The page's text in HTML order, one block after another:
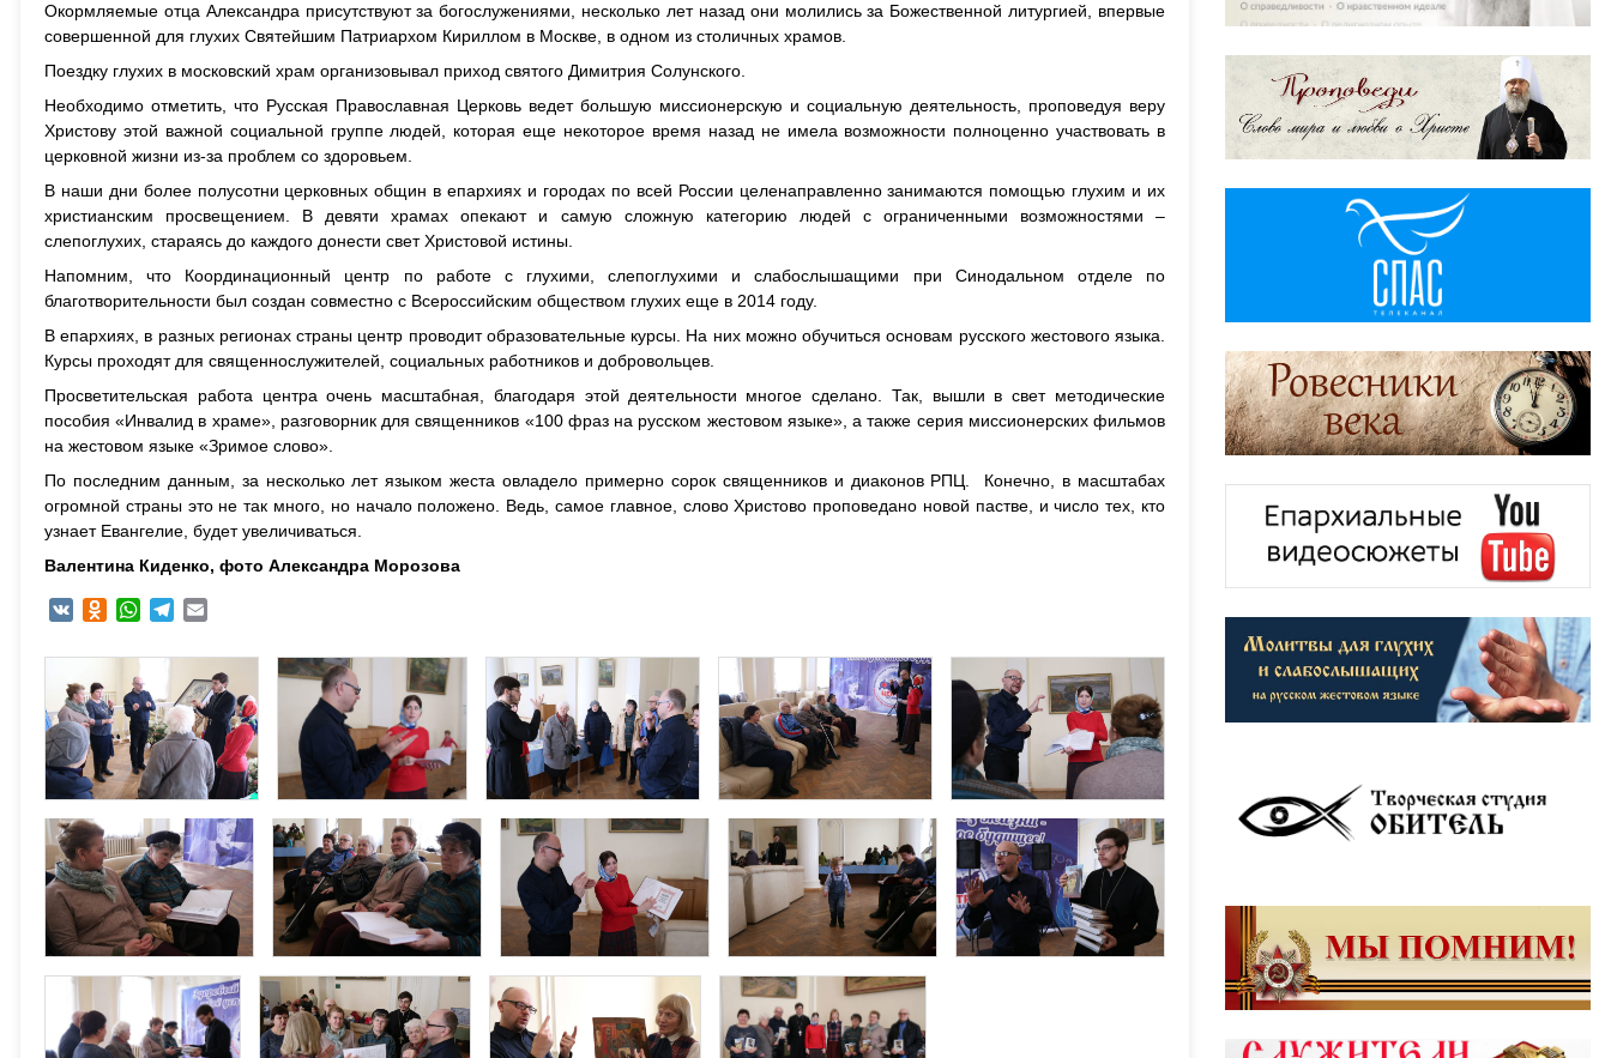
Окормляемые отца Александра присутствуют за богослужениями, несколько лет назад они молились за Божественной литургией, впервые
совершенной для глухих Святейшим Патриархом Кириллом в Москве, в одном из столичных храмов.
Поездку глухих в московский храм организовывал приход святого Димитрия Солунского.
Необходимо отметить, что Русская Православная Церковь ведет большую миссионерскую и социальную деятельность, проповедуя веру
Христову этой важной социальной группе людей, которая еще некоторое время назад не имела возможности полноценно участвовать в
церковной жизни из-за проблем со здоровьем.
В наши дни более полусотни церковных общин в епархиях и городах по всей России целенаправленно занимаются помощью глухим и их
христианским просвещением. В девяти храмах опекают и самую сложную категорию людей с ограниченными возможностями –
слепоглухих, стараясь до каждого донести свет Христовой истины.
Напомним, что Координационный центр по работе с глухими, слепоглухими и слабослышащими при Синодальном отделе по
благотворительности был создан совместно с Всероссийским обществом глухих еще в 2014 году.
В епархиях, в разных регионах страны центр проводит образовательные курсы. На них можно обучиться основам русского жестового языка.
Курсы проходят для священнослужителей, социальных работников и добровольцев.
Просветительская работа центра очень масштабная, благодаря этой деятельности многое сделано. Так, вышли в свет методические
пособия «Инвалид в храме», разговорник для священников «100 фраз на русском жестовом языке», а также серия миссионерских фильмов
на жестовом языке «Зримое слово».
По последним данным, за несколько лет языком жеста овладело примерно сорок священников и диаконов РПЦ. Конечно, в масштабах
огромной страны это не так много, но начало положено. Ведь, самое главное, слово Христово проповедано новой пастве, и число тех, кто
узнает Евангелие, будет увеличиваться.
Валентина Киденко, фото Александра Морозова
VK Odnoklassniki
WhatsAppTelegram